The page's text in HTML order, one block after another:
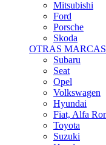
Porsche
Skoda
OTRAS MARCAS
Subaru
Seat
Opel
Volkswagen
Hyundai
Fiat, Alfa
Toyota
Suzuki
Honda
Mini